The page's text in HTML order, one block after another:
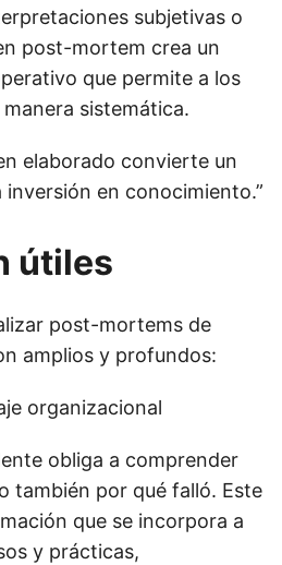
subjetivas o
post-mortem crea un
que permite a los
sistemática.
elaborado convierte un
en conocimiento.”
útiles
post-mortems de
amplios y profundos:
organizacional
obliga a comprender
también por qué falló. Este
que se incorpora a
y prácticas,